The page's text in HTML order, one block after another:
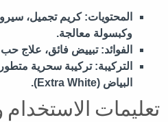
المحتويات: كريم تجميل،
وكبسولة معالجة.
الفوائد: تبييض فائق، علاج حب
التركيبة: تركيبة سحرية
البياض (Extra White).
تعليمات الاستخدام